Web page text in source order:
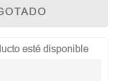
esté disponible